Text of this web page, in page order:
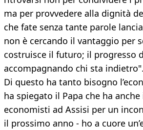
ma per provvedere alla dignità
che fate senza tante parole
non è cercando il vantaggio per
costruisce il futuro; il progresso
accompagnando chi sta indietro".
Di questo ha tanto bisogno
ha spiegato il Papa che ha
economisti ad Assisi per un
il prossimo anno - ho a cuore